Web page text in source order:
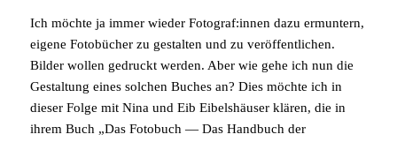
Ich möchte ja immer wieder Fotograf:innen dazu ermuntern,
eigene Fotobücher zu gestalten und zu veröffentlichen.
Bilder wollen gedruckt werden. Aber wie gehe ich nun die
Gestaltung eines solchen Buches an? Dies möchte ich in
dieser Folge mit Nina und Eib Eibelshäuser klären, die in
ihrem Buch „Das Fotobuch — Das Handbuch der